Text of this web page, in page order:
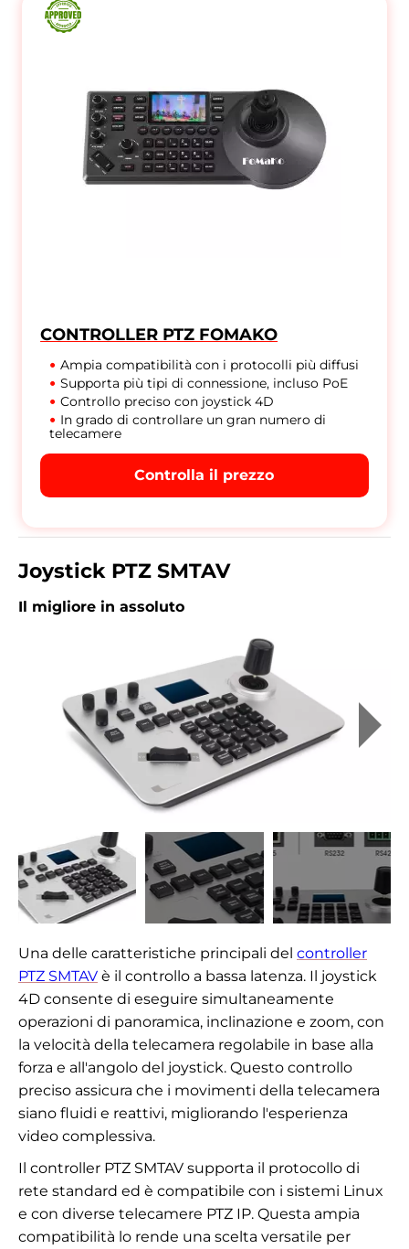
CONTROLLER PTZ FOMAKO
Ampia compatibilità con i protocolli più diffusi
Supporta più tipi di connessione, incluso PoE
Controllo preciso con joystick 4D
In grado di controllare un gran numero di
telecamere
Controlla il prezzo
Joystick PTZ SMTAV
Il migliore in assoluto
Una delle caratteristiche principali del controller
PTZ SMTAV è il controllo a bassa latenza. Il joystick
4D consente di eseguire simultaneamente
operazioni di panoramica, inclinazione e zoom, con
la velocità della telecamera regolabile in base alla
forza e all'angolo del joystick. Questo controllo
preciso assicura che i movimenti della telecamera
siano fluidi e reattivi, migliorando l'esperienza
video complessiva.
Il controller PTZ SMTAV supporta il protocollo di
rete standard ed è compatibile con i sistemi Linux
e con diverse telecamere PTZ IP. Questa ampia
compatibilità lo rende una scelta versatile per